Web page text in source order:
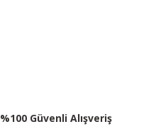
%100 Güvenli Alışveriş